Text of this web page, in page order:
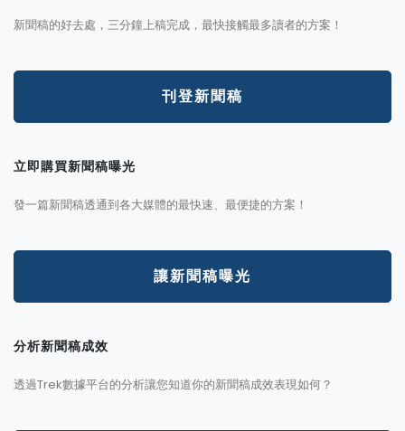
新聞稿的好去處，三分鐘上稿完成，最快接觸最多讀者的方案！
刊登新聞稿
立即購買新聞稿曝光
發一篇新聞稿透通到各大媒體的最快速、最便捷的方案！
讓新聞稿曝光
分析新聞稿成效
透過Trek數據平台的分析讓您知道你的新聞稿成效表現如何？